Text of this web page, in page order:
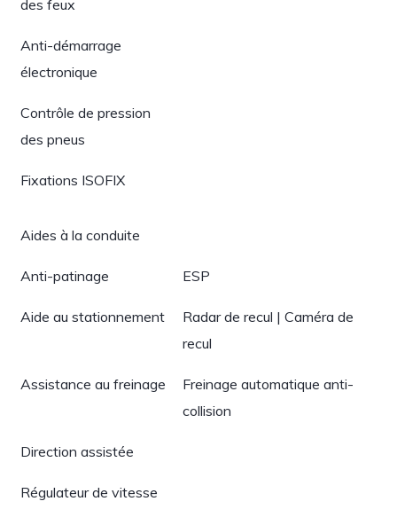
des feux
Anti-démarrage
électronique
Contrôle de pression
des pneus
Fixations ISOFIX
Aides à la conduite
Anti-patinage ESP
Aide au stationnement
Radar de recul | Caméra de
recul
Assistance au freinage
Freinage automatique anti-
collision
Direction assistée
Régulateur de vitesse